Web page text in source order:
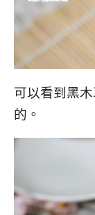
可以看到黑
的。